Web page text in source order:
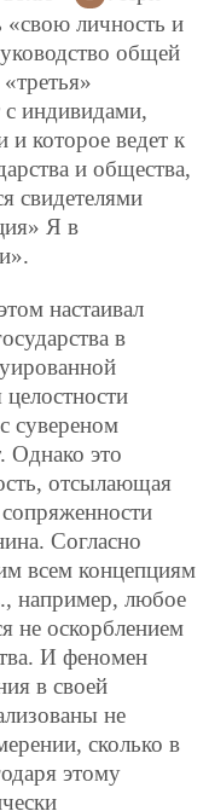
«свою личность и
общей
с индивидами,
которое ведет к
и общества,
свидетелями
Я в
настаивал
в
сувереном
Однако это
отсылающая
Согласно
всем концепциям
например, любое
не оскорблением
И феномен
в своей
не
сколько в
этому